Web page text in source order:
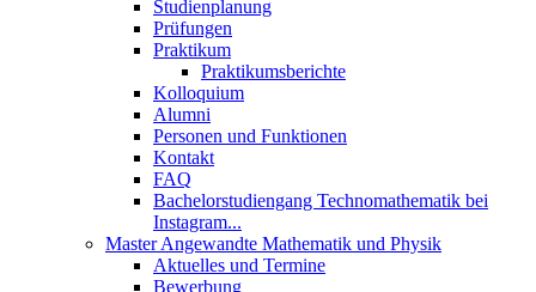
Studienplanung
Prüfungen
Praktikum
Praktikumsberichte
Kolloquium
Alumni
Personen und Funktionen
Kontakt
FAQ
Bachelorstudiengang Technomathematik bei
Instagram...
Master Angewandte Mathematik und Physik
Aktuelles und Termine
Bewerbung